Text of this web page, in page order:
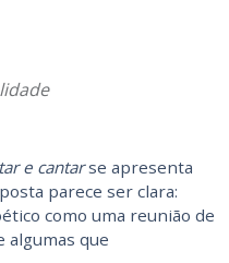
e cantarse apresenta
parece ser clara:
como uma reunião de
algumas que